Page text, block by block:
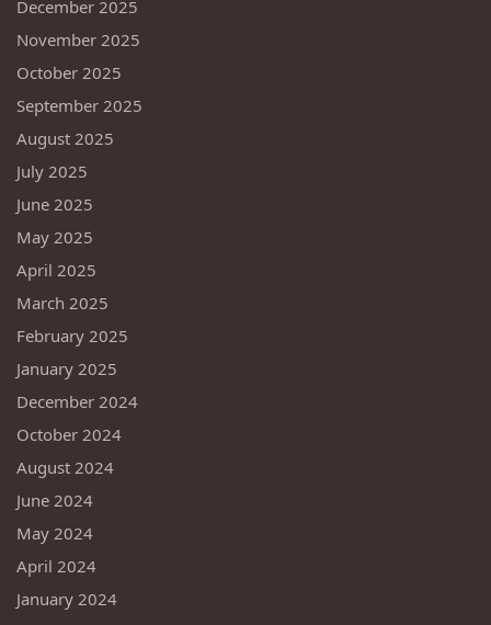
December 2025
November 2025
October 2025
September 2025
August 2025
July 2025
June 2025
May 2025
April 2025
March 2025
February 2025
January 2025
December 2024
October 2024
August 2024
June 2024
May 2024
April 2024
January 2024